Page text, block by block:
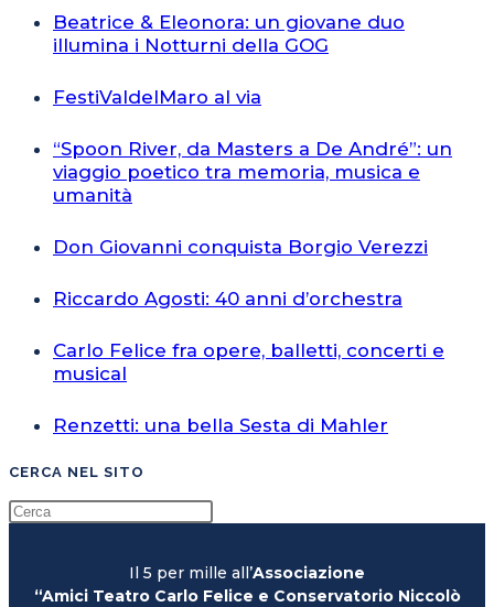
Beatrice & Eleonora: un giovane duo
illumina i Notturni della GOG
FestiValdelMaro al via
“Spoon River, da Masters a De André”: un
viaggio poetico tra memoria, musica e
umanità
Don Giovanni conquista Borgio Verezzi
Riccardo Agosti: 40 anni d’orchestra
Carlo Felice fra opere, balletti, concerti e
musical
Renzetti: una bella Sesta di Mahler
CERCA NEL SITO
Il 5 per mille all’Associazione
“Amici Teatro Carlo Felice e Conservatorio Niccolò